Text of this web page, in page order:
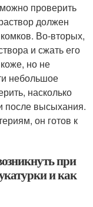
проверить
должен
Во-вторых,
и сжать его
но не
небольшое
насколько
после высыхания.
он готов к
при
и как